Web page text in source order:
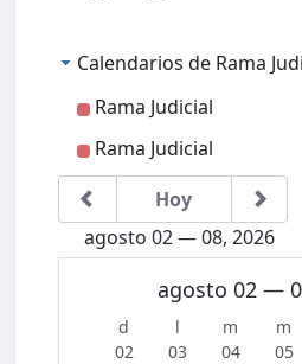
Calendarios de Rama
Rama Judicial
Rama Judicial
Hoy
agosto 02 — 08, 2026
agosto 02 —
02 03 04 05
08:00
greso
Jurisdi
cción
a del
Caribe